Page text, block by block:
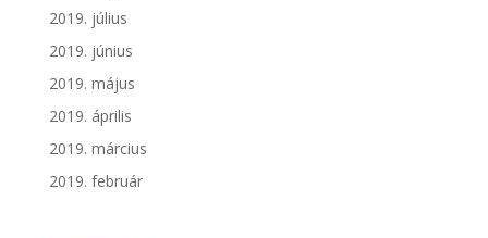
2019. július
2019. június
2019. május
2019. április
2019. március
2019. február